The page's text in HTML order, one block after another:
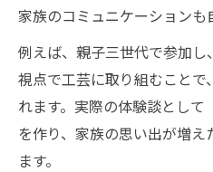
家族のコミュニケーションも
例えば、親子三世代で参加
視点で工芸に取り組むこと
れます。実際の体験談とし
を作り、家族の思い出が増
ます。